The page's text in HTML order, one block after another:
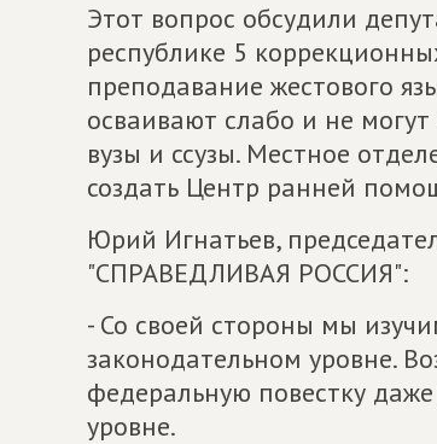
Этот вопрос обсудили
республике 5
преподавание жестового
осваивают слабо и не
вузы и ссузы. Местное
создать Центр ранней
Юрий Игнатьев,
"СПРАВЕДЛИВАЯ РОССИЯ":
- Со своей стороны мы
законодательном уровне.
федеральную повестку
уровне.